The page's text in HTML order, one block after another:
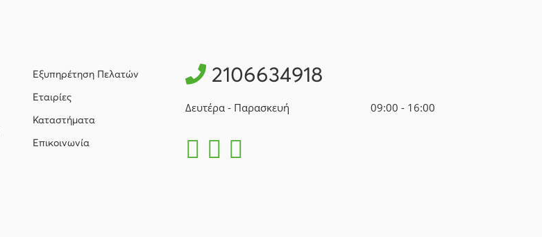
Εξυπηρέτηση Πελατών
Εταιρίες
Καταστήματα
Επικοινωνία
2106634918
Δευτέρα - Παρασκευή 09:00 - 16:00